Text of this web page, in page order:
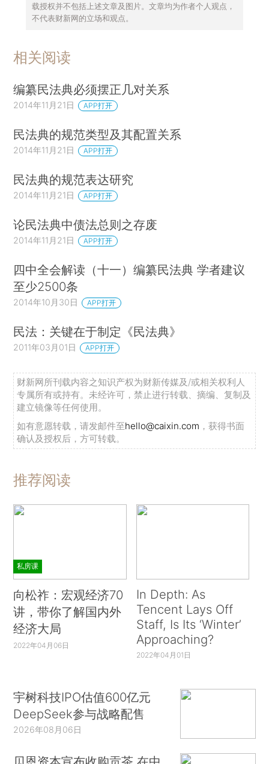
载授权并不包括上述文章及图片。文章均为作者个人观点，
不代表财新网的立场和观点。
相关阅读
编纂民法典必须摆正几对关系
2014年11月21日 APP打开
民法典的规范类型及其配置关系
2014年11月21日 APP打开
民法典的规范表达研究
2014年11月21日 APP打开
论民法典中债法总则之存废
2014年11月21日 APP打开
四中全会解读（十一）编纂民法典 学者建议
至少2500条
2014年10月30日 APP打开
民法：关键在于制定《民法典》
2011年03月01日 APP打开
财新网所刊载内容之知识产权为财新传媒及/或相关权利人
专属所有或持有。未经许可，禁止进行转载、摘编、复制及
建立镜像等任何使用。
如有意愿转载，请发邮件至hello@caixin.com ，获得书面
确认及授权后，方可转载。
推荐阅读
私房课
向松祚：宏观经济70
讲，带你了解国内外
经济大局
2022年04月06日
In Depth: As
Tencent Lays Off
Staff, Is Its ‘Winter’
Approaching?
2022年04月01日
宇树科技IPO估值600亿元
DeepSeek参与战略配售
2026年08月06日